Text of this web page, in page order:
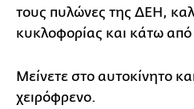
τους πυλώνες της ΔΕΗ,
κυκλοφορίας και κάτω
Μείνετε στο αυτοκίνητο
χειρόφρενο.